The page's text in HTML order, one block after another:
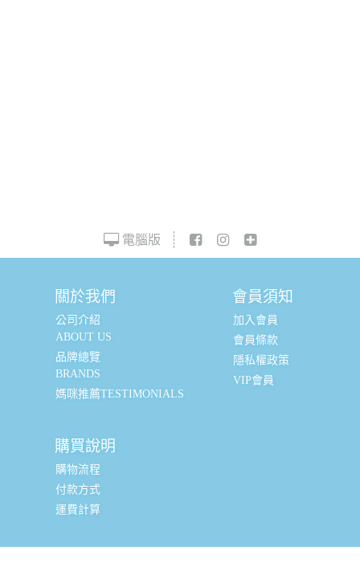
電腦版
關於我們
公司介紹
ABOUT US
品牌總覽
BRANDS
媽咪推薦TESTIMONIALS
會員須知
加入會員
會員條款
隱私權政策
VIP會員
購買說明
購物流程
付款方式
運費計算